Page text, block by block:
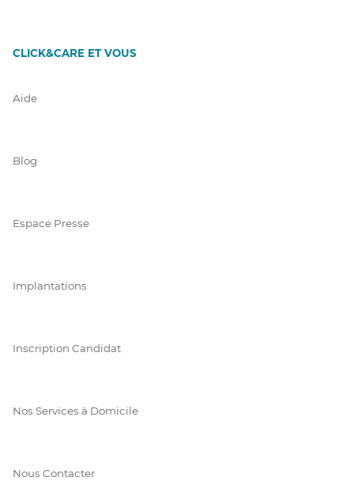
CLICK&CARE ET VOUS
Aide
Blog
Espace Presse
Implantations
Inscription Candidat
Nos Services à Domicile
Nous Contacter